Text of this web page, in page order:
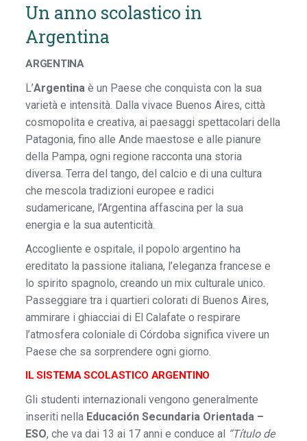
Un anno scolastico in
Argentina
ARGENTINA
L’Argentina è un Paese che conquista con la sua
varietà e intensità. Dalla vivace Buenos Aires, città
cosmopolita e creativa, ai paesaggi spettacolari della
Patagonia, fino alle Ande maestose e alle pianure
della Pampa, ogni regione racconta una storia
diversa. Terra del tango, del calcio e di una cultura
che mescola tradizioni europee e radici
sudamericane, l’Argentina affascina per la sua
energia e la sua autenticità.
Accogliente e ospitale, il popolo argentino ha
ereditato la passione italiana, l’eleganza francese e
lo spirito spagnolo, creando un mix culturale unico.
Passeggiare tra i quartieri colorati di Buenos Aires,
ammirare i ghiacciai di El Calafate o respirare
l’atmosfera coloniale di Córdoba significa vivere un
Paese che sa sorprendere ogni giorno.
IL SISTEMA SCOLASTICO ARGENTINO
Gli studenti internazionali vengono generalmente
inseriti nella Educación Secundaria Orientada –
ESO, che va dai 13 ai 17 anni e conduce al “Título de